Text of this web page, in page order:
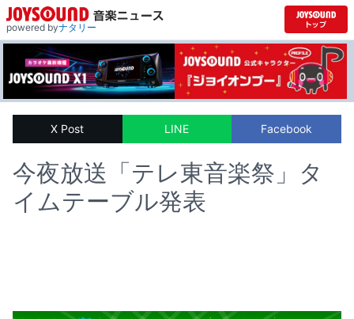
powered byナタリー
X Post LINE Facebook
今夜放送「テレ東音楽祭」タ
イムテーブル発表